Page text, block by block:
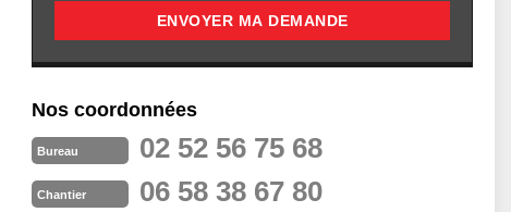
Nos coordonnées
Bureau 02 52 56 75 68
Chantier 06 58 38 67 80